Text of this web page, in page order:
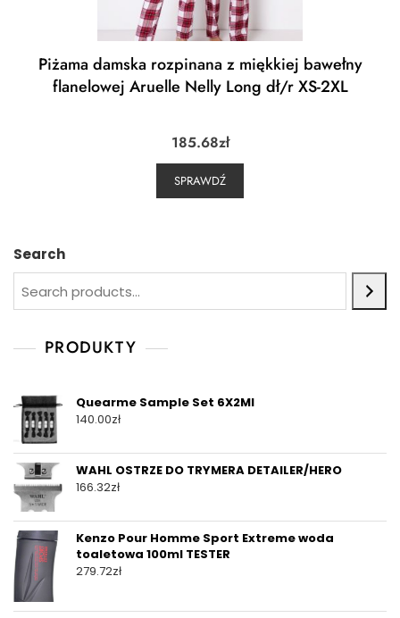
Piżama damska rozpinana z miękkiej bawełny
flanelowej Aruelle Nelly Long dł/r XS-2XL
185.68zł
SPRAWDŹ
Search
PRODUKTY
Quearme Sample Set 6X2Ml
140.00zł
WAHL OSTRZE DO TRYMERA DETAILER/HERO
166.32zł
Kenzo Pour Homme Sport Extreme woda
toaletowa 100ml TESTER
279.72zł